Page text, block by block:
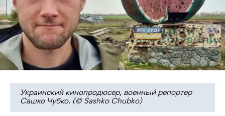
Украинский кинопродюсер, военный репортер
Сашко Чубко. (© Sashko Chubko)